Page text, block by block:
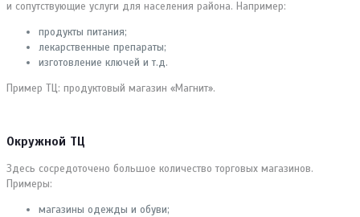
и сопутствующие услуги для населения района. Например:
продукты питания;
лекарственные препараты;
изготовление ключей и т.д.
Пример ТЦ: продуктовый магазин «Магнит».
Окружной ТЦ
Здесь сосредоточено большое количество торговых магазинов.
Примеры:
магазины одежды и обуви;